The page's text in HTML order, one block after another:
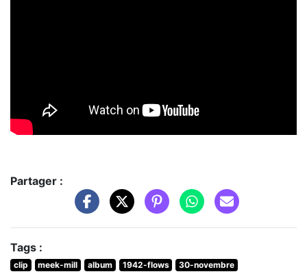
Partager :
Tags :
clip meek-mill album 1942-flows 30-novembre